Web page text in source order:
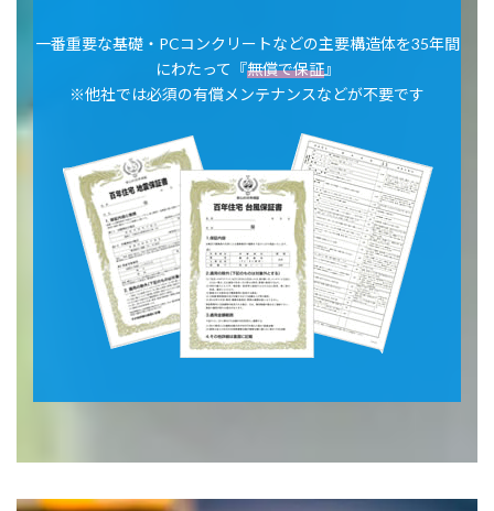
一番重要な基礎・PCコンクリートなどの主要構造体を35年間
にわたって『無償で保証』
※他社では必須の有償メンテナンスなどが不要です